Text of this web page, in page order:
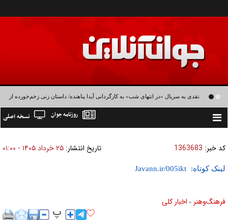
نقدی به سریال «در انتهای شب» به کارگردانی آیدا پناهنده/ داستان زنی زخم‌خورده از
Toggle
نسخه اصلی روزنامه جوان
کد خبر: 1363683 تاریخ انتشار: ۲۵ خرداد ۱۴۰۵ - ۰۱:۰۰
لینک کوتاه:
فرهنگ‌و‌هنر » اخبار كلی